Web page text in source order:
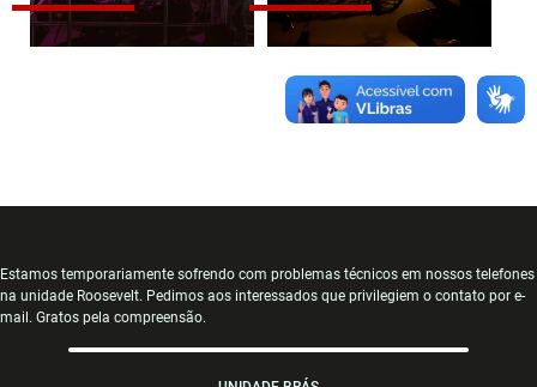
Estamos temporariamente sofrendo com problemas técnicos em nossos telefones
na unidade Roosevelt. Pedimos aos interessados que privilegiem o contato por e-
mail. Gratos pela compreensão.